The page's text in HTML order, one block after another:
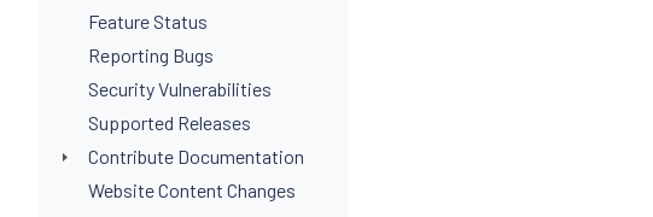
Feature Status
Reporting Bugs
Security Vulnerabilities
Supported Releases
Contribute Documentation
Website Content Changes